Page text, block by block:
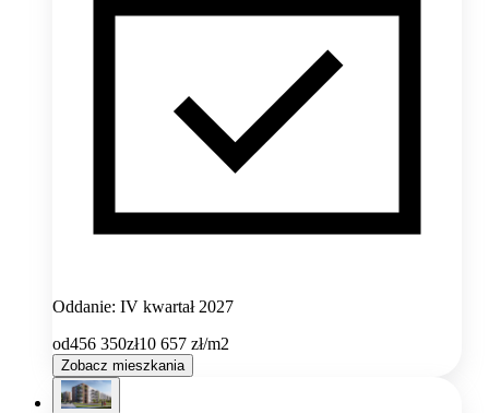
Oddanie: IV kwartał 2027
od456 350zł10 657 zł/m2
Zobacz mieszkania